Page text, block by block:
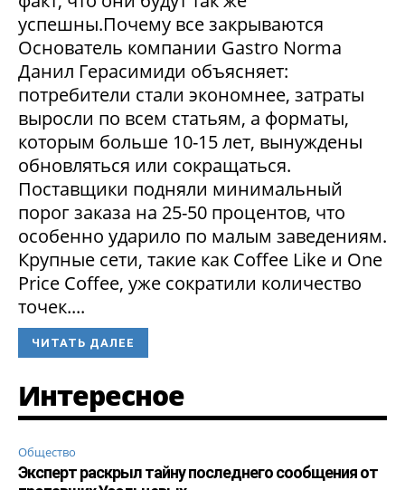
успешны.Почему все закрываются
Основатель компании Gastro Norma
Данил Герасимиди объясняет:
потребители стали экономнее, затраты
выросли по всем статьям, а форматы,
которым больше 10-15 лет, вынуждены
обновляться или сокращаться.
Поставщики подняли минимальный
порог заказа на 25-50 процентов, что
особенно ударило по малым заведениям.
Крупные сети, такие как Coffee Like и One
Price Coffee, уже сократили количество
точек....
ЧИТАТЬ ДАЛЕЕ
Интересное
Общество
Эксперт раскрыл тайну последнего сообщения от